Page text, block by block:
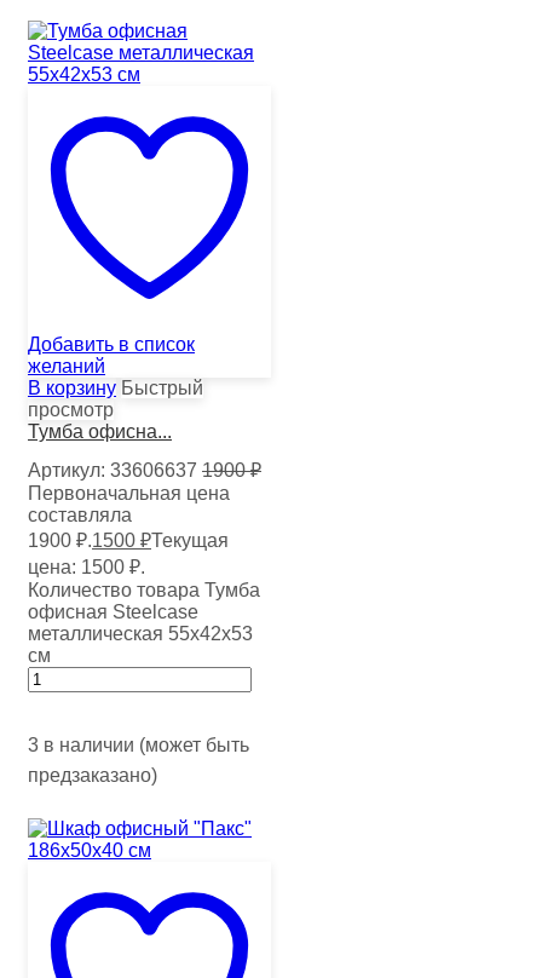
Добавить в список
желаний
В корзину Быстрый
просмотр
Тумба офисна...
Артикул: 33606637 1900₽
Первоначальная цена
составляла
1900 ₽.1500 ₽Текущая
цена: 1500 ₽.
Количество товара Тумба
офисная Steelcase
металлическая 55х42х53
см
3 в наличии (может быть
предзаказано)